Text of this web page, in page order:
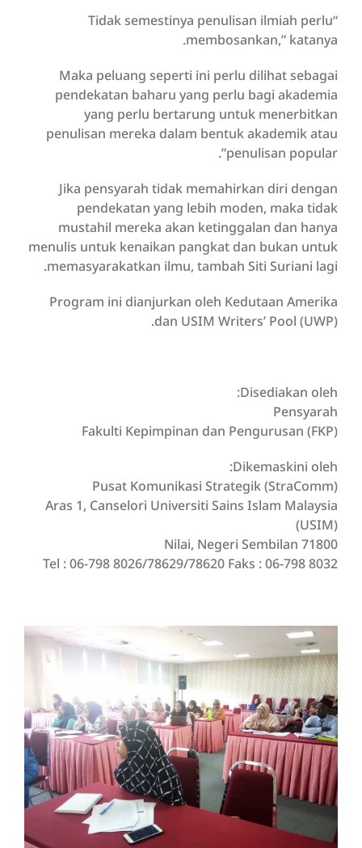
“Tidak semestinya penulisan ilmiah perlu
membosankan,” katanya.
Maka peluang seperti ini perlu dilihat sebagai
pendekatan baharu yang perlu bagi akademia
yang perlu bertarung untuk menerbitkan
penulisan mereka dalam bentuk akademik atau
penulisan popular”.
Jika pensyarah tidak memahirkan diri dengan
pendekatan yang lebih moden, maka tidak
mustahil mereka akan ketinggalan dan hanya
menulis untuk kenaikan pangkat dan bukan untuk
memasyarakatkan ilmu, tambah Siti Suriani lagi.
Program ini dianjurkan oleh Kedutaan Amerika
dan USIM Writers’ Pool (UWP).
Disediakan oleh:
Pensyarah
Fakulti Kepimpinan dan Pengurusan (FKP)
Dikemaskini oleh:
Pusat Komunikasi Strategik (StraComm)
Aras 1, Canselori Universiti Sains Islam Malaysia
(USIM)
71800 Nilai, Negeri Sembilan
Tel : 06-798 8026/78629/78620 Faks : 06-798 8032